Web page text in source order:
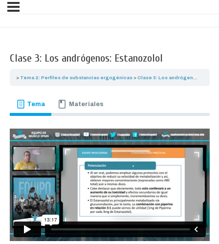
Clase 3: Los andrógenos: Estanozolol
Tema 2: Perfiles de substancias ergogénicas Clase 3: Los andrógenos: Estanozolol
Tema Materiales